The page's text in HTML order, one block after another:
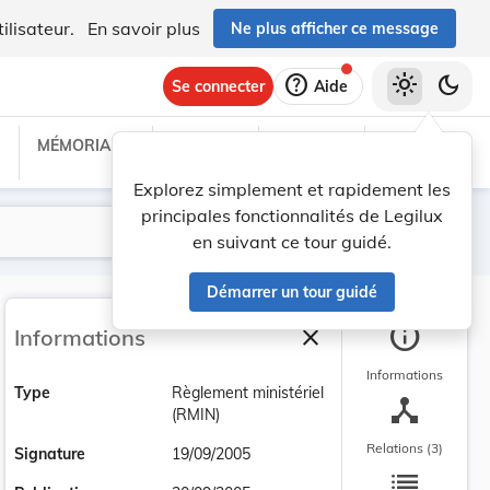
En savoir plus Ne plus afficher ce message
Se connecter help Aide
Explorez simplement et rapidement les
principales fonctionnalités de Legilux
en suivant ce tour guidé.
Démarrer un tour guidé
light_mode dark_mode
MÉMORIAL C
Lancer la recherche
Filtres
Informations closeFermer la barre
Type
Règlement ministériel
(RMIN)
Signature
19/09/2005
info
Informations
device_hub
Relations (3)